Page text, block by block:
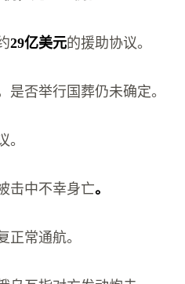
29亿美元的援助协议。
是否举行国葬仍未确定。
。
击中不幸身亡。
正常通航。